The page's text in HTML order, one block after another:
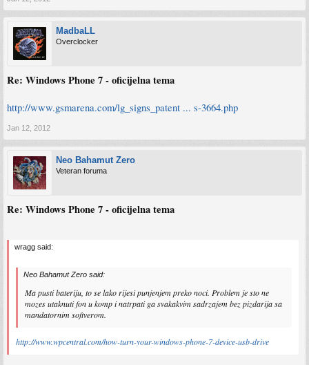
MadbaLL
Overclocker
Re: Windows Phone 7 - oficijelna tema
http://www.gsmarena.com/lg_signs_patent ... s-3664.php
Jan 12, 2012
Neo Bahamut Zero
Veteran foruma
Re: Windows Phone 7 - oficijelna tema
wragg said:
Neo Bahamut Zero said:
Ma pusti bateriju, to se lako rijesi punjenjem preko noci. Problem je sto ne
mozes utaknuti fon u komp i natrpati ga svakakvim sadrzajem bez pizdarija sa
mandatornim softverom.
http://www.wpcentral.com/how-turn-your-windows-phone-7-device-usb-drive